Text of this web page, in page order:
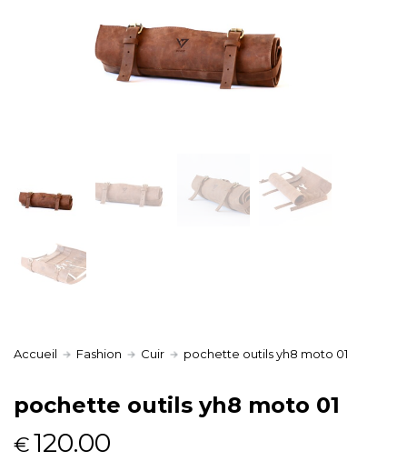
Accueil Fashion Cuir pochette outils yh8 moto 01
pochette outils yh8 moto 01
€120.00